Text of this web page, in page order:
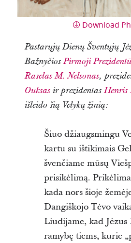
Download
Pastarųjų Dienų Šventųjų
Bažnyčios Pirmoji
Raselas M. Nelsonas,
Ouksasir prezidentasHenris
išleido šią Velykų žinią:
Šiuo džiaugsmingu
kartu su ištikimais
švenčiame mūsų
prisikėlimą.
kada nors šioje
Dangiškojo Tėvo
Liudijame, kad
ramybę tiems, kurie